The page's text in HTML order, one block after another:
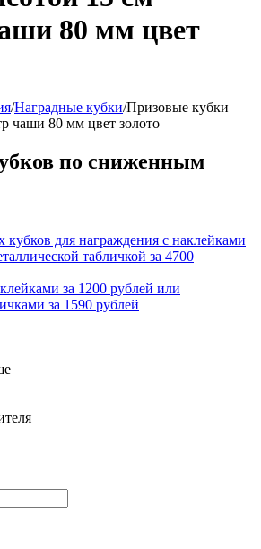
80 мм цвет
/Наградные кубки/Призовые кубки
чаши 80 мм цвет золото
по сниженным
для награждения с наклейками
табличкой за 4700
за 1200 рублей или
за 1590 рублей